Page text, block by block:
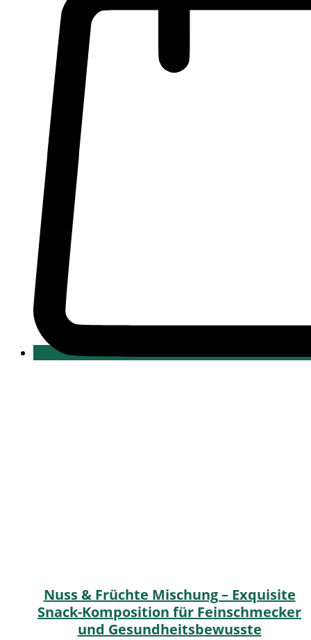
Nuss & Früchte Mischung – Exquisite
Snack-Komposition für Feinschmecker
und Gesundheitsbewusste